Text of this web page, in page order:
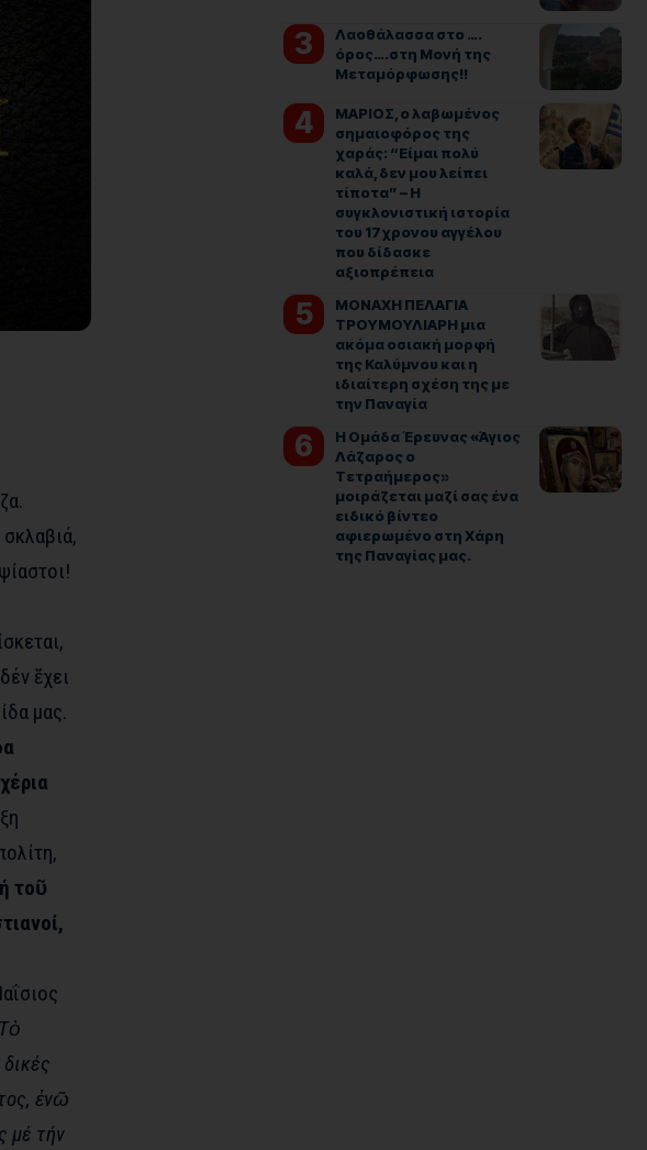
ἔχει
μας.
τοῦ
ἐνῶ
μέ τήν
Λαοθάλασσα στο ….
όρος….στη Μονή της
Μεταμόρφωσης!!
ΜΑΡΙΟΣ, ο λαβωμένος
σημαιοφόρος της
χαράς: “Είμαι πολύ
καλά, δεν μου λείπει
τίποτα” – Η
συγκλονιστική ιστορία
του 17χρονου αγγέλου
που δίδασκε
αξιοπρέπεια
ΜΟΝΑΧΗ ΠΕΛΑΓΙΑ
ΤΡΟΥΜΟΥΛΙΑΡΗ μια
ακόμα οσιακή μορφή
της Καλύμνου και η
ιδιαίτερη σχέση της με
την Παναγία
Η Ομάδα Έρευνας «Άγιος
Λάζαρος ο
Τετραήμερος»
μοιράζεται μαζί σας ένα
ειδικό βίντεο
αφιερωμένο στη Χάρη
της Παναγίας μας.